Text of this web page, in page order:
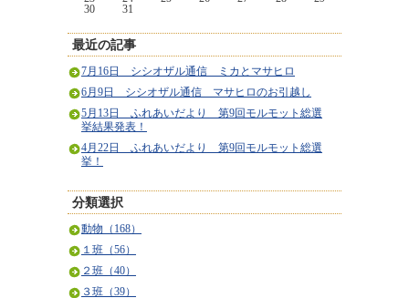
30
31
最近の記事
7月16日 シシオザル通信 ミカとマサヒロ
6月9日 シシオザル通信 マサヒロのお引越し
5月13日 ふれあいだより 第9回モルモット総選
挙結果発表！
4月22日 ふれあいだより 第9回モルモット総選
挙！
分類選択
動物（168）
１班（56）
２班（40）
３班（39）